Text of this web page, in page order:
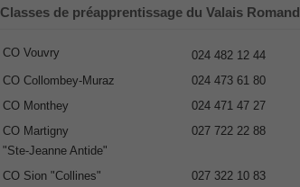
Classes de préapprentissage du Valais Romand
CO Vouvry
024 482 12 44
CO Collombey-Muraz
024 473 61 80
CO Monthey
024 471 47 27
CO Martigny
"Ste-Jeanne Antide"
027 722 22 88
CO Sion "Collines"
027 322 10 83